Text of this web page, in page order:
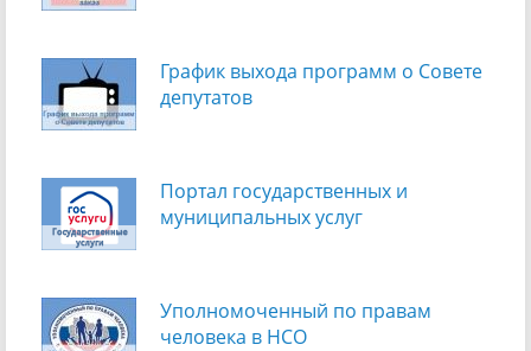
График выхода программ о Cовете
депутатов
Портал государственных и
муниципальных услуг
Уполномоченный по правам
человека в НСО